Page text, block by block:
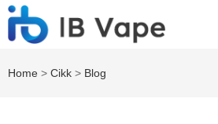
Home > Cikk > Blog